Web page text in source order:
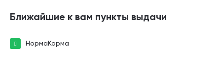
Ближайшие к вам пункты выдачи
НормаКорма